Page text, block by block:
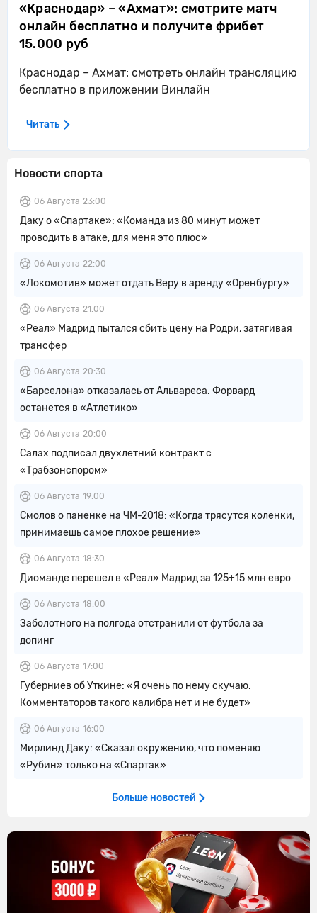
Новости спорта
06 Августа 23:00
Даку о «Спартаке»: «Команда из 80 минут может
проводить в атаке, для меня это плюс»
06 Августа 22:00
«Локомотив» может отдать Веру в аренду «Оренбургу»
06 Августа 21:00
«Реал» Мадрид пытался сбить цену на Родри, затягивая
трансфер
06 Августа 20:30
«Барселона» отказалась от Альвареса. Форвард
останется в «Атлетико»
06 Августа 20:00
Салах подписал двухлетний контракт с
«Трабзонспором»
06 Августа 19:00
Смолов о паненке на ЧМ-2018: «Когда трясутся коленки,
принимаешь самое плохое решение»
06 Августа 18:30
Диоманде перешел в «Реал» Мадрид за 125+15 млн евро
06 Августа 18:00
Заболотного на полгода отстранили от футбола за
допинг
06 Августа 17:00
Губерниев об Уткине: «Я очень по нему скучаю.
Комментаторов такого калибра нет и не будет»
06 Августа 16:00
Мирлинд Даку: «Сказал окружению, что поменяю
«Рубин» только на «Спартак»
Больше новостей
«Краснодар» – «Ахмат»: смотрите матч
онлайн бесплатно и получите фрибет
15.000 руб
Краснодар – Ахмат: смотреть онлайн трансляцию
бесплатно в приложении Винлайн
Читать